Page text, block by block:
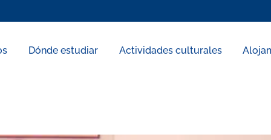
Dónde estudiar Actividades culturales